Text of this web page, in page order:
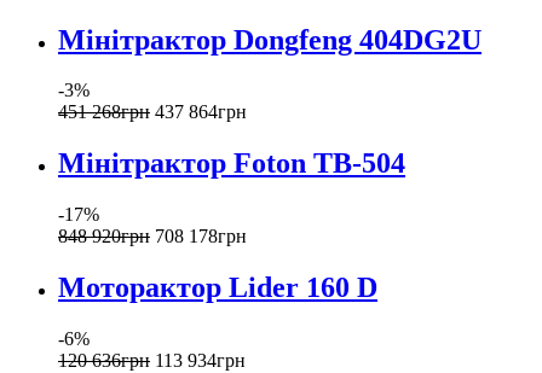
Мінітрактор Dongfeng 404DG2U
-3%
451 268грн 437 864грн
Мінітрактор Foton TB-504
-17%
848 920грн 708 178грн
Моторактор Lider 160 D
-6%
120 636грн 113 934грн